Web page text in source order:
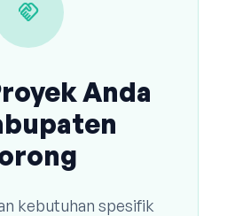
handshake
Anda
kebutuhan spesifik